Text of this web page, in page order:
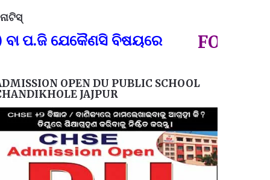
ଯେକୈଣସି ବିଷୟରେ FOR GOVT
OPEN DU PUBLIC SCHOOL
JAJPUR